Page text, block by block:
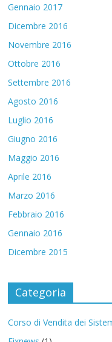
Gennaio 2017
Dicembre 2016
Novembre 2016
Ottobre 2016
Settembre 2016
Agosto 2016
Luglio 2016
Giugno 2016
Maggio 2016
Aprile 2016
Marzo 2016
Febbraio 2016
Gennaio 2016
Dicembre 2015
Categoria
Corso di Vendita dei